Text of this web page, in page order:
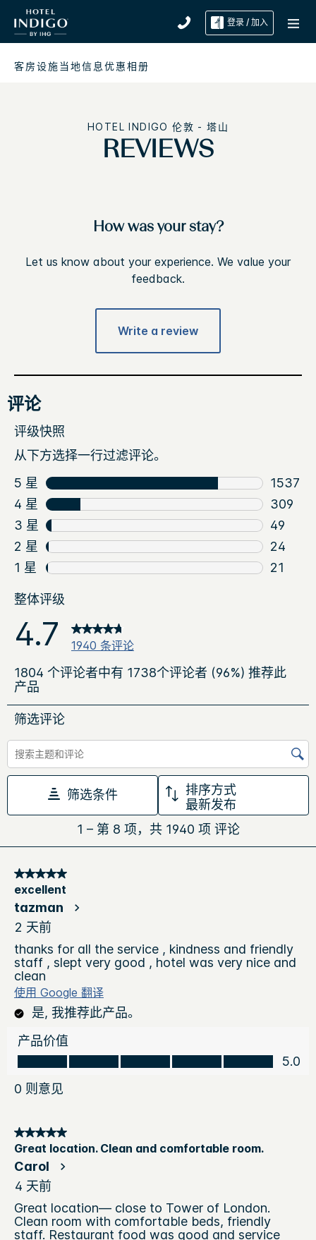
登录 / 加入
客房设施当地信息优惠相册
HOTEL INDIGO 伦敦 - 塔山
REVIEWS
How was your stay?
Let us know about your experience. We value your
feedback.
Write a review